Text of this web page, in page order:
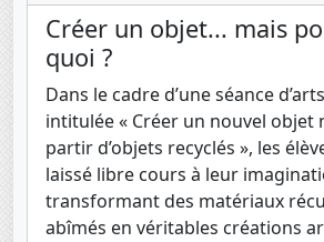
Créer un objet... mais
quoi ?
Dans le cadre d’une séance
intitulée « Créer un nouvel objet
partir d’objets recyclés », les
laissé libre cours à leur
transformant des matériaux
abîmés en véritables créations